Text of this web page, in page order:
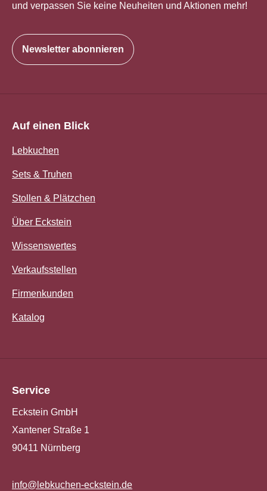
und verpassen Sie keine Neuheiten und Aktionen mehr!
Newsletter abonnieren
Auf einen Blick
Lebkuchen
Sets & Truhen
Stollen & Plätzchen
Über Eckstein
Wissenswertes
Verkaufsstellen
Firmenkunden
Katalog
Service
Eckstein GmbH
Xantener Straße 1
90411 Nürnberg
info@lebkuchen-eckstein.de